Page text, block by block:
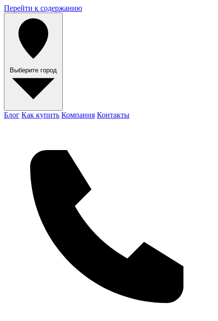
Перейти к содержанию
Выберите город
Блог Как купить Компания Контакты